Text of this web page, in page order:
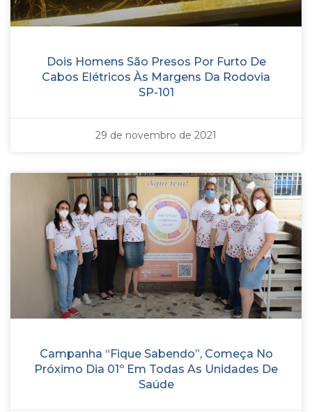
Dois Homens São Presos Por Furto De
Cabos Elétricos Às Margens Da Rodovia
SP-101
29 de novembro de 2021
Campanha “Fique Sabendo”, Começa No
Próximo Dia 01º Em Todas As Unidades De
Saúde